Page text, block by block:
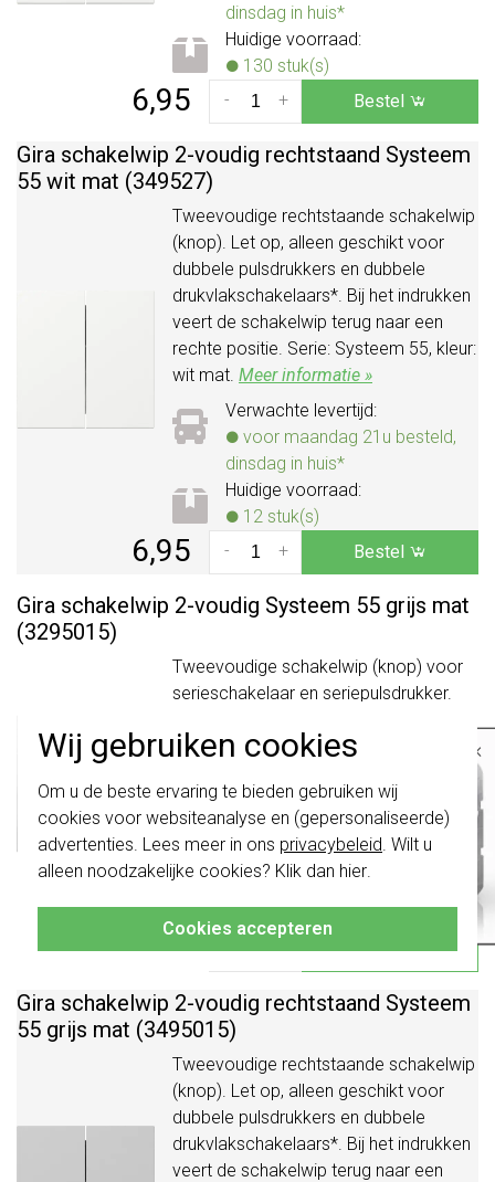
Wij gebruiken cookies
Om u de beste ervaring te bieden gebruiken wij
cookies voor websiteanalyse en (gepersonaliseerde)
advertenties. Lees meer in ons privacybeleid. Wilt u
alleen noodzakelijke cookies? Klik dan hier.
Cookies accepteren
dinsdag in huis*
Huidige voorraad:
130 stuk(s)
6,95 +
- Bestel
Gira schakelwip 2-voudig rechtstaand Systeem
55 wit mat (349527)
Tweevoudige rechtstaande schakelwip
(knop). Let op, alleen geschikt voor
dubbele pulsdrukkers en dubbele
drukvlakschakelaars*. Bij het indrukken
veert de schakelwip terug naar een
rechte positie. Serie: Systeem 55, kleur:
wit mat. Meer informatie »
Verwachte levertijd:
voor maandag 21u besteld,
dinsdag in huis*
Huidige voorraad:
12 stuk(s)
6,95 +
- Bestel
Gira schakelwip 2-voudig Systeem 55 grijs mat
(3295015)
Tweevoudige schakelwip (knop) voor
serieschakelaar en seriepulsdrukker.
drukvlakschakelaars*. Serie: Systeem
Verwachte levertijd:
voor maandag 21u besteld,
dinsdag in huis*
5 stuk(s)
9,95 +
- Bestel
Gira schakelwip 2-voudig rechtstaand Systeem
55 grijs mat (3495015)
Tweevoudige rechtstaande schakelwip
(knop). Let op, alleen geschikt voor
dubbele pulsdrukkers en dubbele
drukvlakschakelaars*. Bij het indrukken
veert de schakelwip terug naar een
×
schakelwippen zijn vernieuwd. Ze zijn
niette combineren met de schakelaars
van vóór augustus 2024.
Klik hiervoor meer informatie, zodat je